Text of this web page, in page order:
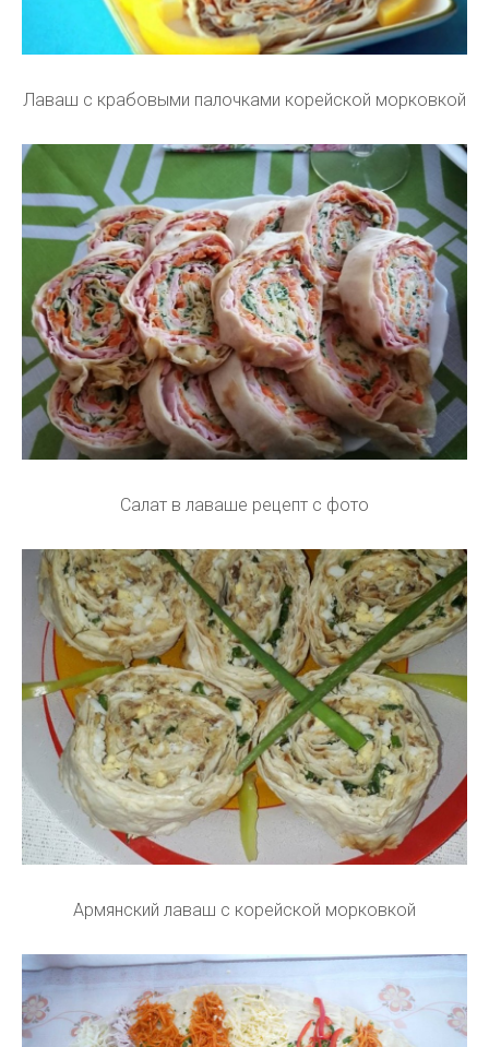
Лаваш с крабовыми палочками корейской морковкой
Салат в лаваше рецепт с фото
Армянский лаваш с корейской морковкой